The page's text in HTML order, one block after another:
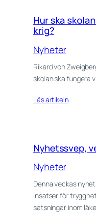
Hur ska
krig?
Nyheter
Rikard von
skolan ska fungera
Läs artikeln
Nyhetssvep,
Nyheter
Denna veckas
insatser för
satsningar inom